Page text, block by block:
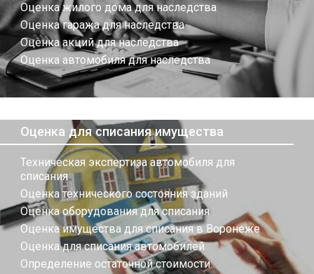
Оценка жилого дома для наследства
Оценка гаража для наследства
Оценка акций для наследства
Оценка автомобиля для наследства
Оценка для списания имущества
Техническая экспертиза автомобиля для
списания
Оценка технического состояния зданий
Оценка оборудования для списания
Оценка имущества для списания в Воронеже
Оценка для списания автомобилей
Определение остаточной стоимости